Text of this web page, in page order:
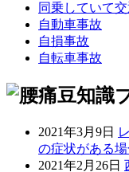
同乗していて
自動車事故
自損事故
自転車事故
2021年3月9日
の症状がある
2021年2月26日